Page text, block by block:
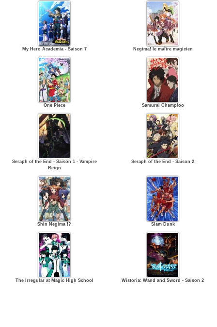
My Hero Academia - Saison 7 Negima! le maître magicien
One Piece Samurai Champloo
Seraph of the End - Saison 1 - Vampire
Reign
Seraph of the End - Saison 2
Shin Negima !? Slam Dunk
The Irregular at Magic High School Wistoria: Wand and Sword - Saison 2